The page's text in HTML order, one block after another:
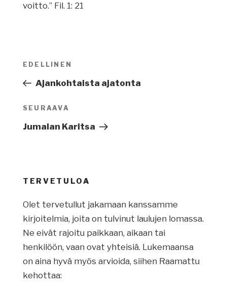
voitto.” Fil. 1: 21
Artikkelien
Edellinen
artikkeli
EDELLINEN
Ajankohtaista ajatonta
Seuraava
artikkeli
SEURAAVA
Jumalan Karitsa
TERVETULOA
Olet tervetullut jakamaan kanssamme
kirjoitelmia, joita on tulvinut laulujen lomassa.
Ne eivät rajoitu paikkaan, aikaan tai
henkilöön, vaan ovat yhteisiä. Lukemaansa
on aina hyvä myös arvioida, siihen Raamattu
kehottaa: